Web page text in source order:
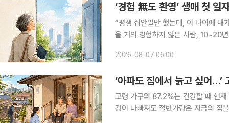
‘경험 無도 환영’ 생애 첫 일
“평생 집안일만 했는데, 이 나이에 내
을 거의 경험하지 않은 사람, 10~20
에게 필요한 것은 ‘용기를 내라’는 말
2026-08-07 06:00
‘아파도 집에서 늙고 싶어
고령 가구의 87.2%는 건강할 때 현
강이 나빠져도 절반가량은 지금의 집